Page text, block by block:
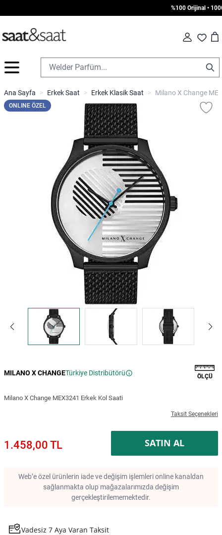
%100 Orijinal • 1000
Fav Cart
İçeriğe geç
Ana Sayfa > Erkek Saat > Erkek Klasik Saat > Milano X Change
ONLINE ÖZEL
MILANO X CHANGETürkiye Distribütörü ÖLÇÜ
Milano X Change MEX3241 Erkek Kol Saati
Taksit Seçenekleri
1.458,00 TL SATIN AL
Web’e özel ürünlerin iade ve değişim işlemleri online kanaldan
sağlanmakta olup mağazalarımızda değişim
gerçekleştirilememektedir.
Vadesiz 7 Aya Varan Taksit